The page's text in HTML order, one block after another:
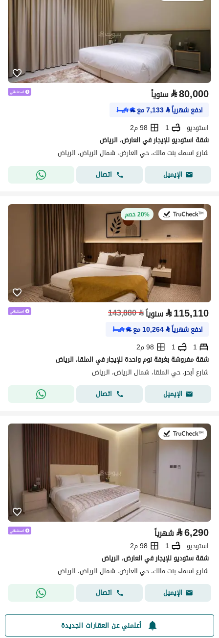
⃁80,000 سنوياً
ادفع شهرياً⃁
7,133مع
استوديو
1
98 م2
شقة استوديو للإيجار في العارض، الرياض
شارع اسماء بنت مالك، حي العارض، شمال الرياض، الرياض
الإيميل
اتصال
في:9 يوليو 202620% خصم
⃁115,110 سنوياً⃁
143,880
ادفع شهرياً⃁
10,264مع
1
1
98 م2
شقة مفروشة بغرفة نوم واحدة للإيجار في الملقا، الرياض
شارع أبحر، حي الملقا، شمال الرياض، الرياض
الإيميل
اتصال
في:25 يوليو 2026
⃁6,290 شهرياً
استوديو 1
98 م2
شقة ستوديو للإيجار في العارض، الرياض
شارع اسماء بنت مالك، حي العارض، شمال الرياض، الرياض
الإيميل
اتصال
أعلمني عن العقارات الجديدة